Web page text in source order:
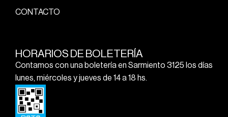
CONTACTO
HORARIOS DE BOLETERÍA
Contamos con una boletería en Sarmiento 3125 los días
lunes, miércoles y jueves de 14 a 18 hs.